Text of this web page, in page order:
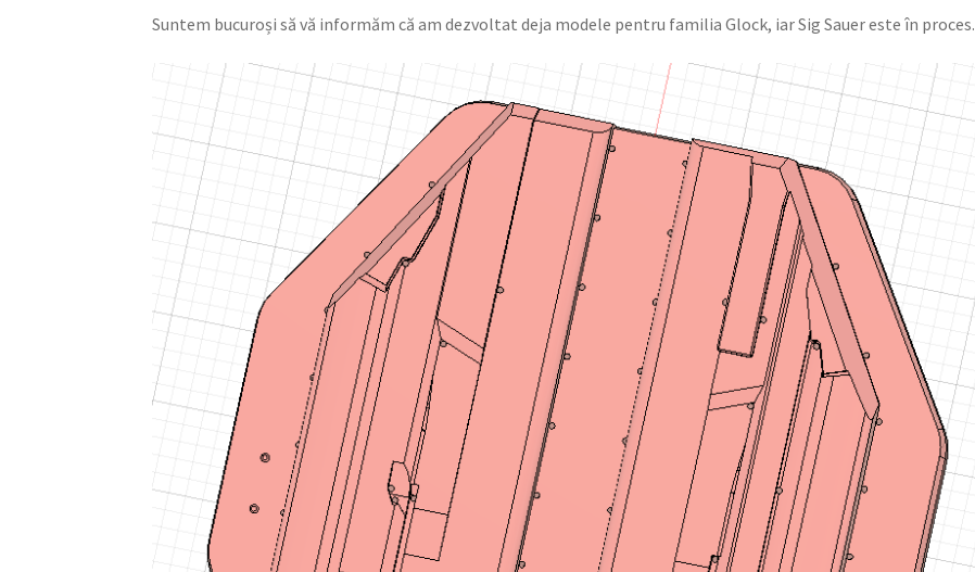
Suntem bucuroși să vă informăm că am dezvoltat deja modele pentru familia Glock, iar Sig Sauer este în proces.